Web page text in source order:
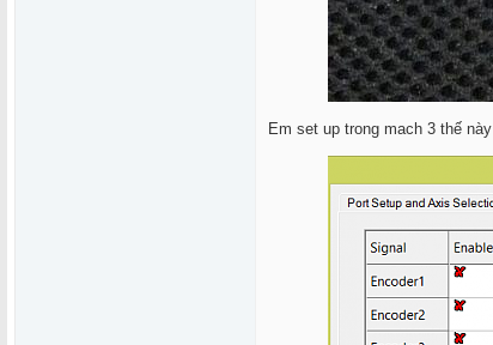
Em set up trong mach 3 thế này